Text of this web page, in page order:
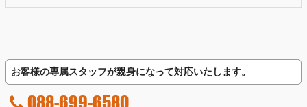
お客様の専属スタッフが親身になって対応いたします。
088-699-6580